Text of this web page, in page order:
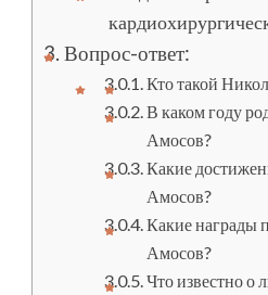
Вопрос-ответ:
Кто такой
В каком году
Амосов?
Какие
Амосов?
Какие награды
Амосов?
Что известно о